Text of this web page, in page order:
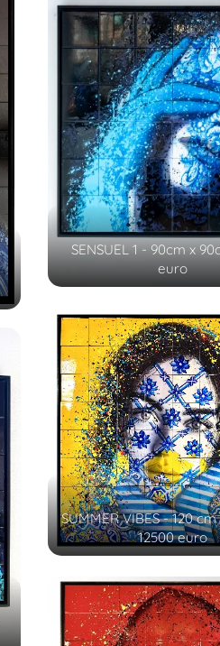
SENSUEL 1 - 90cm x
euro
SUMMER VIBES - 120
12500 euro